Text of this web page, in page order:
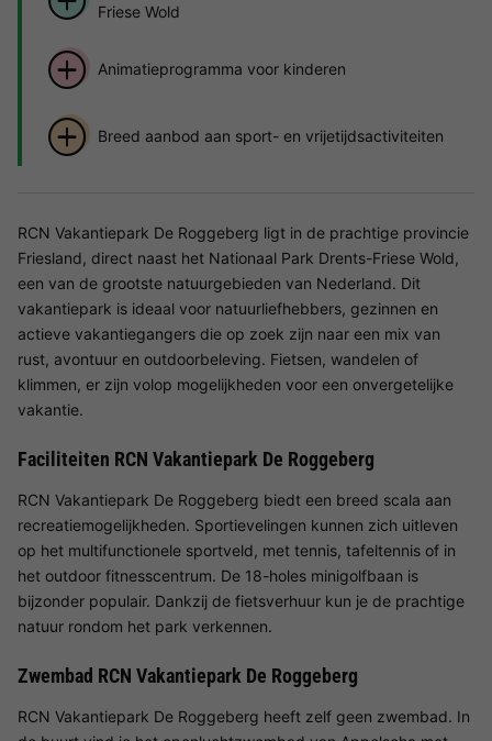
Friese Wold
Animatieprogramma voor kinderen
Breed aanbod aan sport- en vrijetijdsactiviteiten
RCN Vakantiepark De Roggeberg ligt in de prachtige provincie
Friesland, direct naast het Nationaal Park Drents-Friese Wold,
een van de grootste natuurgebieden van Nederland. Dit
vakantiepark is ideaal voor natuurliefhebbers, gezinnen en
actieve vakantiegangers die op zoek zijn naar een mix van
rust, avontuur en outdoorbeleving. Fietsen, wandelen of
klimmen, er zijn volop mogelijkheden voor een onvergetelijke
vakantie.
Faciliteiten RCN Vakantiepark De Roggeberg
RCN Vakantiepark De Roggeberg biedt een breed scala aan
recreatiemogelijkheden. Sportievelingen kunnen zich uitleven
op het multifunctionele sportveld, met tennis, tafeltennis of in
het outdoor fitnesscentrum. De 18-holes minigolfbaan is
bijzonder populair. Dankzij de fietsverhuur kun je de prachtige
natuur rondom het park verkennen.
Zwembad RCN Vakantiepark De Roggeberg
RCN Vakantiepark De Roggeberg heeft zelf geen zwembad. In